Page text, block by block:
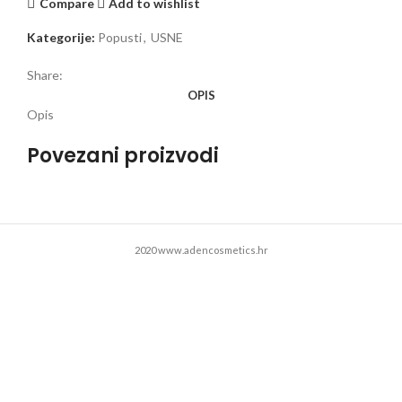
Compare Add to wishlist
Kategorije: Popusti, USNE
Share:
OPIS
Opis
Povezani proizvodi
2020 www.adencosmetics.hr